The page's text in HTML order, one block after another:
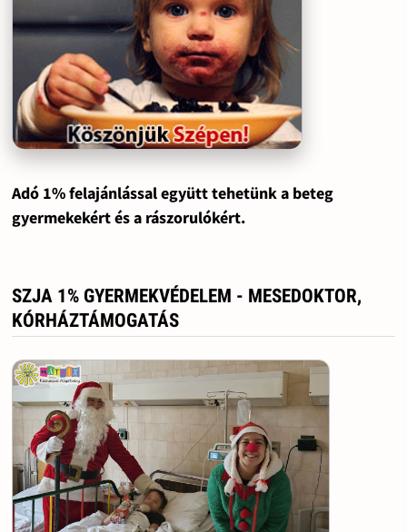
Adó 1% felajánlással együtt tehetünk a beteg
gyermekekért és a rászorulókért.
SZJA 1% GYERMEKVÉDELEM - MESEDOKTOR,
KÓRHÁZTÁMOGATÁS